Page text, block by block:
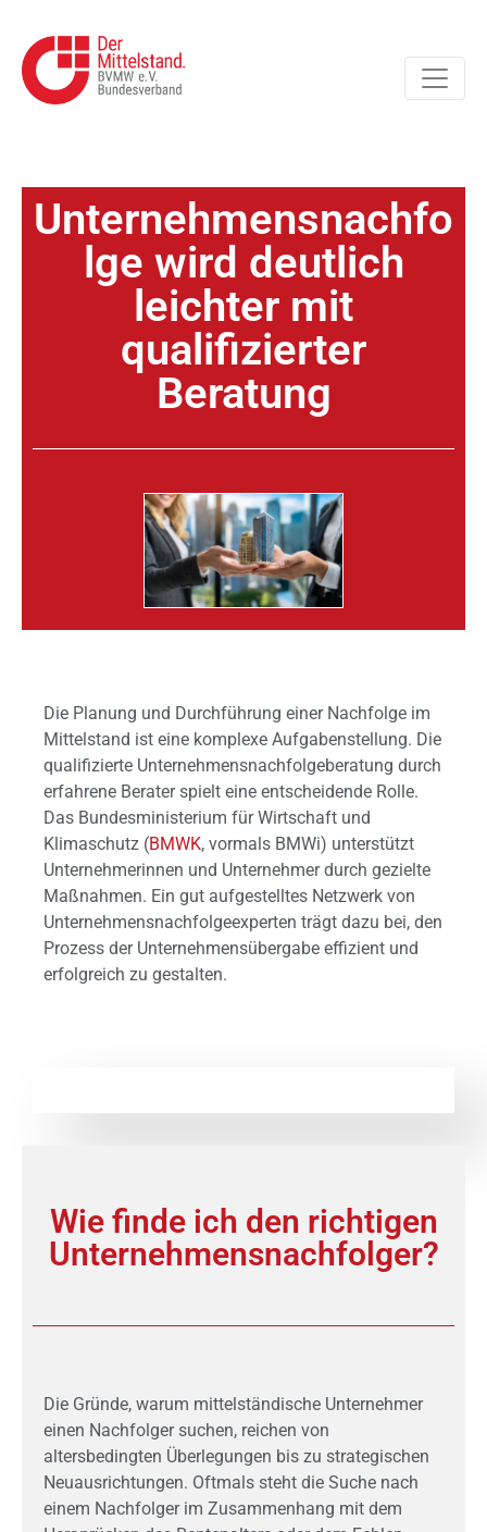
Unternehmensnachfo
lge wird deutlich
leichter mit
qualifizierter
Beratung
Die Planung und Durchführung einer Nachfolge im
Mittelstand ist eine komplexe Aufgabenstellung. Die
qualifizierte Unternehmensnachfolgeberatung durch
erfahrene Berater spielt eine entscheidende Rolle.
Das Bundesministerium für Wirtschaft und
Klimaschutz (BMWK, vormals BMWi) unterstützt
Unternehmerinnen und Unternehmer durch gezielte
Maßnahmen. Ein gut aufgestelltes Netzwerk von
Unternehmensnachfolgeexperten trägt dazu bei, den
Prozess der Unternehmensübergabe effizient und
erfolgreich zu gestalten.
Wie finde ich den richtigen
Unternehmensnachfolger?
Die Gründe, warum mittelständische Unternehmer
einen Nachfolger suchen, reichen von
altersbedingten Überlegungen bis zu strategischen
Neuausrichtungen. Oftmals steht die Suche nach
einem Nachfolger im Zusammenhang mit dem